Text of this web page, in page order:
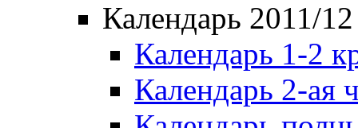
Календарь 2011/12
Календарь 1-2
Календарь 2-ая